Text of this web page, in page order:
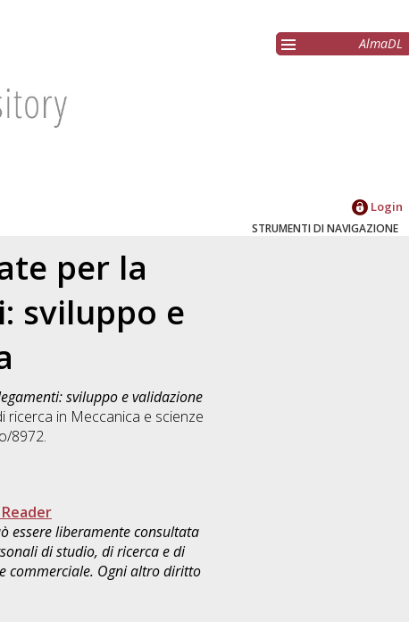
AlmaDL
Login
STRUMENTI DI NAVIGAZIONE
per la
sviluppo e
sviluppo e validazione
ricerca in Meccanica e scienze
8972.
essere liberamente consultata
di studio, di ricerca e di
commerciale. Ogni altro diritto